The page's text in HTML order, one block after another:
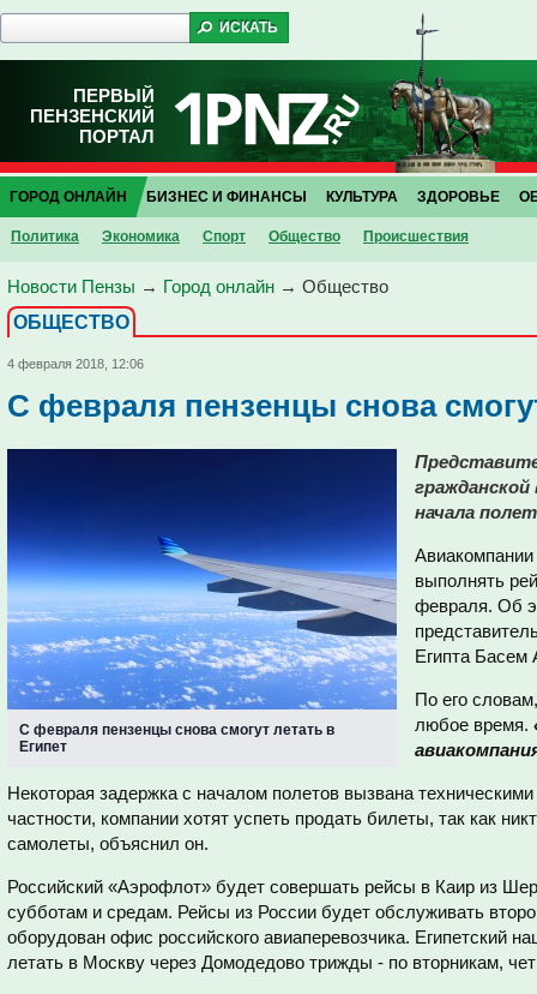
ПЕРВЫЙ
ПЕНЗЕНСКИЙ
ПОРТАЛ
ГОРОД ОНЛАЙН
Политика Экономика Спорт Общество Проиcшествия
БИЗНЕС И ФИНАНСЫ КУЛЬТУРА ЗДОРОВЬЕ
Новости Пензы → Город онлайн → Общество
ОБЩЕСТВО
4 февраля 2018, 12:06
C февраля пензенцы снова
C февраля пензенцы снова смогут летать в
Египет
гражданской
начала
выполнять
февраля. Об
Египта Басем
По его
любое время.
Некоторая задержка с началом полетов вызвана
частности, компании хотят успеть продать билеты, так как
самолеты, объяснил он.
Российский «Аэрофлот» будет совершать рейсы в Каир из
субботам и средам. Рейсы из России будет обслуживать
оборудован офис российского авиаперевозчика. Египетский
летать в Москву через Домодедово трижды - по вторникам,